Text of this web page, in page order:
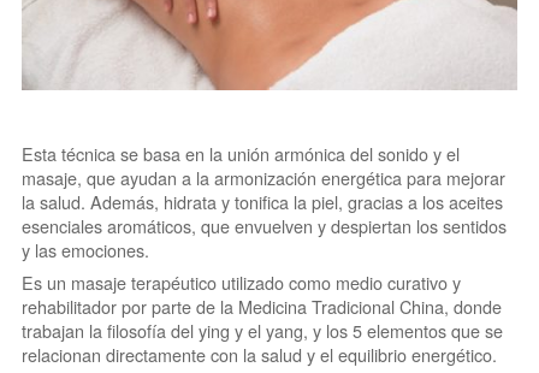
Esta técnica se basa en la unión armónica del sonido y el
masaje, que ayudan a la armonización energética para mejorar
la salud. Además, hidrata y tonifica la piel, gracias a los aceites
esenciales aromáticos, que envuelven y despiertan los sentidos
y las emociones.
Es un masaje terapéutico utilizado como medio curativo y
rehabilitador por parte de la Medicina Tradicional China, donde
trabajan la filosofía del ying y el yang, y los 5 elementos que se
relacionan directamente con la salud y el equilibrio energético.